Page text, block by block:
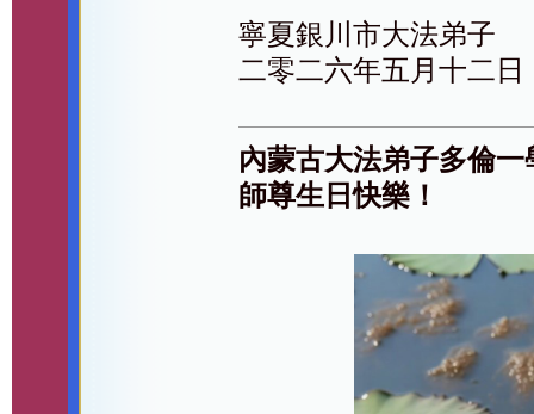
寧夏銀川市大法弟子
二零二六年五月十二日
內蒙古大法弟子多倫
師尊生日快樂！